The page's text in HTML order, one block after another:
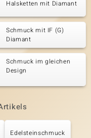
Halsketten mit Diamant
Schmuck mit IF (G)
Diamant
Schmuck im gleichen
Design
Edelsteinschmuck